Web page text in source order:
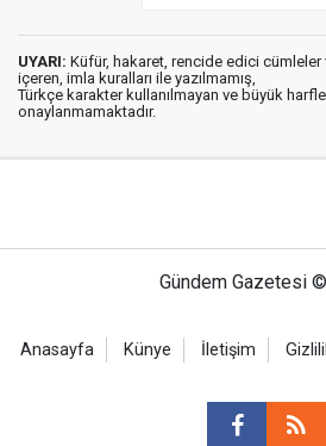
UYARI: Küfür, hakaret, rencide edici cümleler
içeren, imla kuralları ile yazılmamış,
Türkçe karakter kullanılmayan ve büyük
onaylanmamaktadır.
Gündem Gazetesi
Anasayfa Künye İletişim